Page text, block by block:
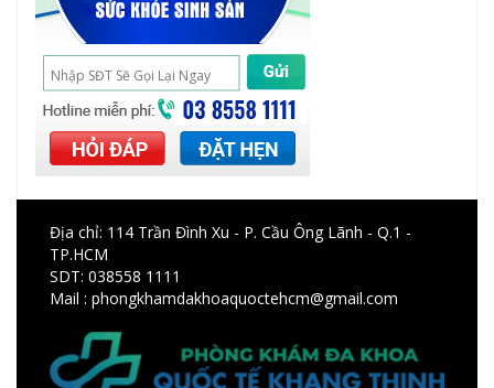
Địa chỉ: 114 Trần Đình Xu - P. Cầu Ông Lãnh - Q.1 -
TP.HCM
SDT: 038558 1111
Mail : phongkhamdakhoaquoctehcm@gmail.com